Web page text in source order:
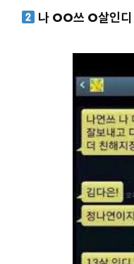
나 OO쓰 O살인디